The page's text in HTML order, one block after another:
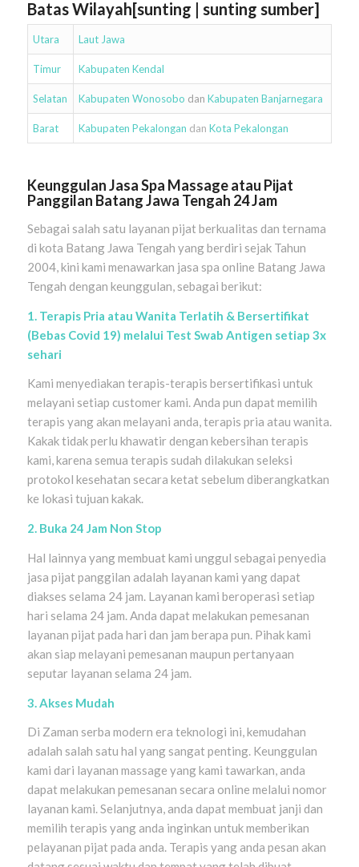
Batas Wilayah[sunting | sunting sumber]
Utara Laut Jawa
Timur Kabupaten Kendal
Selatan Kabupaten Wonosobo danKabupaten Banjarnegara
Barat Kabupaten Pekalongan danKota Pekalongan
Keunggulan Jasa Spa Massage atau Pijat
Panggilan Batang Jawa Tengah 24 Jam
Sebagai salah satu layanan pijat berkualitas dan ternama
di kota Batang Jawa Tengah yang berdiri sejak Tahun
2004, kini kami menawarkan jasa spa online Batang Jawa
Tengah dengan keunggulan, sebagai berikut:
1. Terapis Pria atau Wanita Terlatih & Bersertifikat
(Bebas Covid 19) melalui Test Swab Antigen setiap 3x
sehari
Kami menyediakan terapis-terapis bersertifikasi untuk
melayani setiap customer kami. Anda pun dapat memilih
terapis yang akan melayani anda, terapis pria atau wanita.
Kakak tidak perlu khawatir dengan kebersihan terapis
kami, karena semua terapis sudah dilakukan seleksi
protokol kesehatan secara ketat sebelum diberangkatkan
ke lokasi tujuan kakak.
2. Buka 24 Jam Non Stop
Hal lainnya yang membuat kami unggul sebagai penyedia
jasa pijat panggilan adalah layanan kami yang dapat
diakses selama 24 jam. Layanan kami beroperasi setiap
hari selama 24 jam. Anda dapat melakukan pemesanan
layanan pijat pada hari dan jam berapa pun. Pihak kami
akan siap melayani pemesanan maupun pertanyaan
seputar layanan selama 24 jam.
3. Akses Mudah
Di Zaman serba modern era teknologi ini, kemudahan
adalah salah satu hal yang sangat penting. Keunggulan
kami dari layanan massage yang kami tawarkan, anda
dapat melakukan pemesanan secara online melalui nomor
layanan kami. Selanjutnya, anda dapat membuat janji dan
memilih terapis yang anda inginkan untuk memberikan
pelayanan pijat pada anda. Terapis yang anda pesan akan